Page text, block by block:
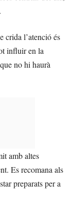
crida l’atenció és
influir en la
no hi haurà
amb altes
Es recomana als
preparats per a